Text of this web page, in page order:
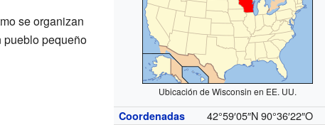
Ubicación de Wisconsin en EE. UU.
Coordenadas 42°59′05″N 90°36′22″O
se organizan
pueblo pequeño